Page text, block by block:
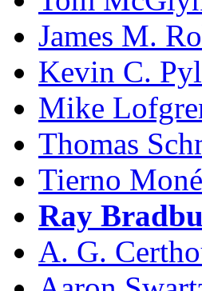
James M.
Kevin C.
Mike
Thomas
Tierno
Ray
A. G.